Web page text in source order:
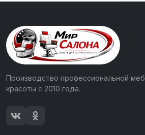
Производство профессиональной
красоты с 2010 года.